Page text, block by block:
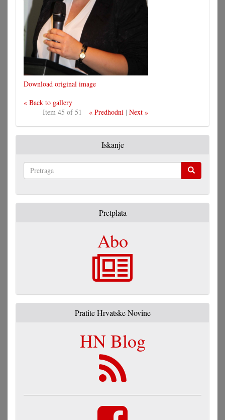
Download original image
« Back to gallery
Item 45 of 51
« Predhodni| Next »
Iskanje
Pretplata
Abo
Pratite Hrvatske Novine
HN Blog